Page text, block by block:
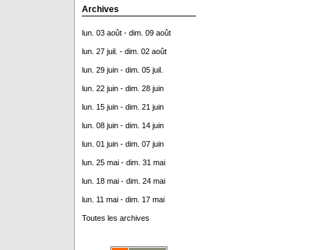
Archives
lun. 03 août - dim. 09 août
lun. 27 juil. - dim. 02 août
lun. 29 juin - dim. 05 juil.
lun. 22 juin - dim. 28 juin
lun. 15 juin - dim. 21 juin
lun. 08 juin - dim. 14 juin
lun. 01 juin - dim. 07 juin
lun. 25 mai - dim. 31 mai
lun. 18 mai - dim. 24 mai
lun. 11 mai - dim. 17 mai
Toutes les archives